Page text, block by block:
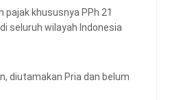
pajak khususnya PPh 21
seluruh wilayah Indonesia
diutamakan Pria dan belum